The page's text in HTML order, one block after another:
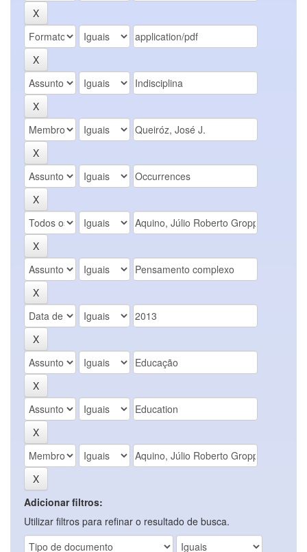
Adicionar filtros:
Utilizar filtros para refinar o resultado de busca.